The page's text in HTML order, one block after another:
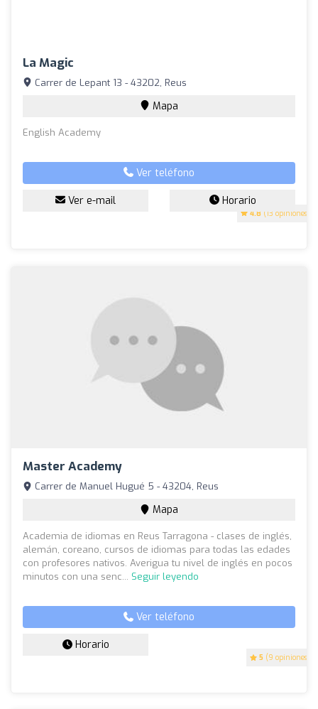
La Magic
4.8 (13 opiniones)
Carrer de Lepant 13 - 43202, Reus
Mapa
English Academy
Ver teléfono
Ver e-mail Horario
Master Academy
5 (9 opiniones)
Carrer de Manuel Hugué 5 - 43204, Reus
Mapa
Academia de idiomas en Reus Tarragona - clases de inglés,
alemán, coreano, cursos de idiomas para todas las edades
con profesores nativos. Averigua tu nivel de inglés en pocos
minutos con una senc... Seguir leyendo
Ver teléfono
Horario